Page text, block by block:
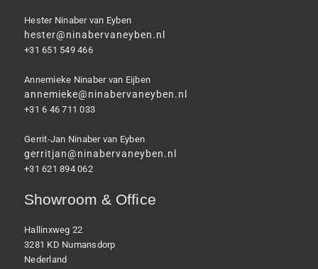
Hester Ninaber van Eyben
hester@ninabervaneyben.nl
+31 651 549 466
Annemieke Ninaber van Eijben
annemieke@ninabervaneyben.nl
+31 6 46 711 033
Gerrit-Jan Ninaber van Eyben
gerritjan@ninabervaneyben.nl
+31 621 894 062
Showroom & Office
Hallinxweg 22
3281 KD Numansdorp
Nederland